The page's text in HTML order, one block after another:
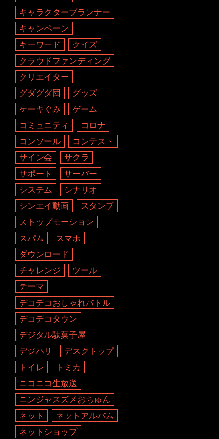
キャラクタープランナー
キャンペーン
キーワード
クイズ
クラウドファンディング
クリエイター
グダグダ団
グッズ
ケーキぐみ
ゲーム
コミュニティ
コロナ
コンソール
コンテスト
サイン会
サクラ
サポート
サーバー
システム
シナリオ
シンエイ動画
スタンプ
ストップモーション
スパム
スマホ
ダウンロード
チャレンジ
ツール
テーマ
デコデコおしゃれバトル
デコデコタウン
デジタル駄菓子屋
デジハリ
デスクトップ
トイレ
トミカ
ニコニコ生放送
ニンジャスズメおちゅん
ネット
ネットアルバム
ネットショップ